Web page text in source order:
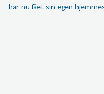
har nu fået sin egen